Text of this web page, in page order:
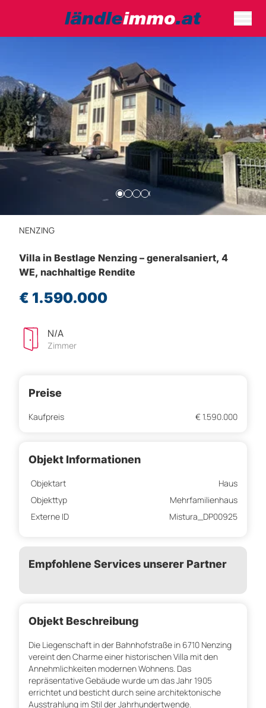
NENZING
Villa in Bestlage Nenzing – generalsaniert, 4
WE, nachhaltige Rendite
€ 1.590.000
N/A
Zimmer
Preise
Kaufpreis € 1.590.000
Objekt Informationen
Objektart
Haus
Objekttyp
Mehrfamilienhaus
Externe ID
Mistura_DP00925
Empfohlene Services unserer Partner
Objekt Beschreibung
Die Liegenschaft in der Bahnhofstraße in 6710 Nenzing
vereint den Charme einer historischen Villa mit den
Annehmlichkeiten modernen Wohnens. Das
repräsentative Gebäude wurde um das Jahr 1905
errichtet und besticht durch seine architektonische
Ausstrahlung im Stil der Jahrhundertwende.